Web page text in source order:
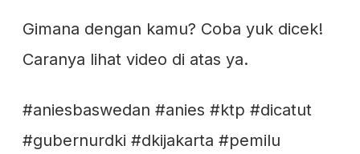
Gimana dengan kamu? Coba yuk dicek!
Caranya lihat video di atas ya.
#aniesbaswedan #anies #ktp #dicatut
#gubernurdki #dkijakarta #pemilu